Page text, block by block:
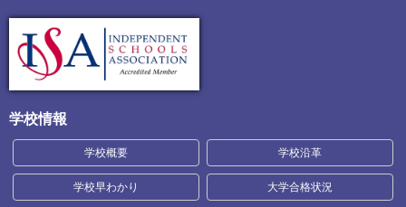
学校情報
学校概要 学校沿革
学校早わかり 大学合格状況